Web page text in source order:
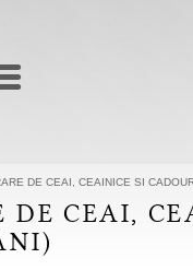
DE CEAI, CEAINICE SI
DE CEAI,